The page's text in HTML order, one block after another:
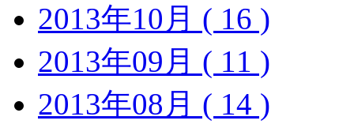
2013年10月 ( 16 )
2013年09月 ( 11 )
2013年08月 ( 14 )